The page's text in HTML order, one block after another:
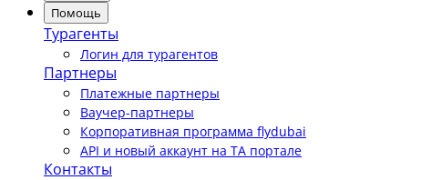
Помощь
Турагенты
Логин для турагентов
Партнеры
Платежные партнеры
Ваучер-партнеры
Корпоративная программа flydubai
API и новый аккаунт на TA портале
Контакты